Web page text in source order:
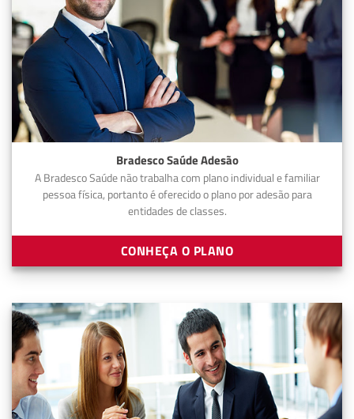
Bradesco Saúde Adesão
A Bradesco Saúde não trabalha com plano individual e familiar
pessoa física, portanto é oferecido o plano por adesão para
entidades de classes.
CONHEÇA O PLANO